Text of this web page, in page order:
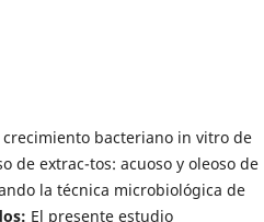
bacteriano in vitro de
de extrac-tos: acuoso y oleoso de
la técnica microbiológica de
El presente estudio